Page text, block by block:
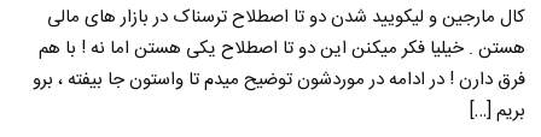
کال مارجین و لیکویید شدن دو تا اصطلاح ترسناک در بازار های مالی
هستن . خیلیا فکر میکنن این دو تا اصطلاح یکی هستن اما نه ! با هم
فرق دارن ! در ادامه در موردشون توضیح میدم تا واستون جا بیفته ، برو
بریم […]